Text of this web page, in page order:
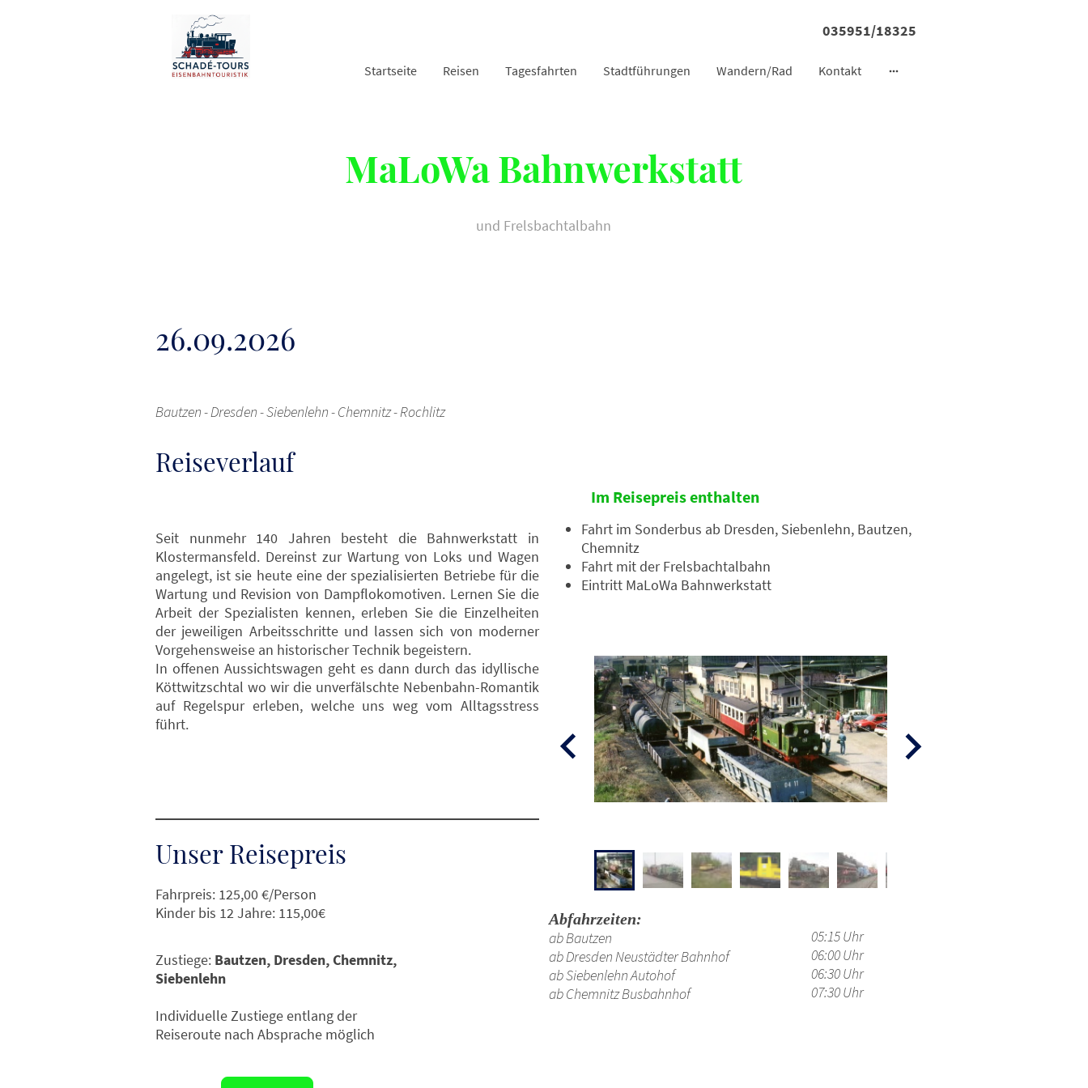
035951/18325
Startseite Reisen Tagesfahrten Stadtführungen Wandern/Rad Kontakt
MaLoWa Bahnwerkstatt
und Frelsbachtalbahn
26.09.2026
Reiseverlauf
Unser Reisepreis
Fahrpreis: 125,00 €/Person
Kinder bis 12 Jahre: 115,00€
Zustiege: Bautzen, Dresden, Chemnitz,
Siebenlehn
Individuelle Zustiege entlang der
Reiseroute nach Absprache möglich
Seit nunmehr 140 Jahren besteht die Bahnwerkstatt in
Klostermansfeld. Dereinst zur Wartung von Loks und Wagen
angelegt, ist sie heute eine der spezialisierten Betriebe für die
Wartung und Revision von Dampflokomotiven. Lernen Sie die
Arbeit der Spezialisten kennen, erleben Sie die Einzelheiten
der jeweiligen Arbeitsschritte und lassen sich von moderner
Vorgehensweise an historischer Technik begeistern.
In offenen Aussichtswagen geht es dann durch das idyllische
Köttwitzschtal wo wir die unverfälschte Nebenbahn-Romantik
auf Regelspur erleben, welche uns weg vom Alltagsstress
führt.
Fahrt im Sonderbus ab Dresden, Siebenlehn, Bautzen,
Chemnitz
Fahrt mit der Frelsbachtalbahn
Eintritt MaLoWa Bahnwerkstatt
Im Reisepreis enthalten
Bautzen - Dresden - Siebenlehn - Chemnitz - Rochlitz
Abfahrzeiten:
ab Bautzen
ab Dresden Neustädter Bahnhof
ab Siebenlehn Autohof
ab Chemnitz Busbahnhof
05:15 Uhr
06:00 Uhr
06:30 Uhr
07:30 Uhr